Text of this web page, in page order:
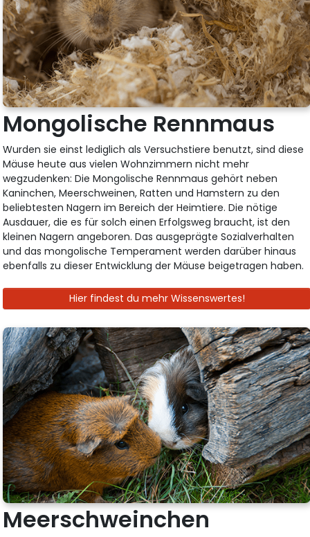
Mongolische Rennmaus
Wurden sie einst lediglich als Versuchstiere benutzt, sind diese
Mäuse heute aus vielen Wohnzimmern nicht mehr
wegzudenken: Die Mongolische Rennmaus gehört neben
Kaninchen, Meerschweinen, Ratten und Hamstern zu den
beliebtesten Nagern im Bereich der Heimtiere. Die nötige
Ausdauer, die es für solch einen Erfolgsweg braucht, ist den
kleinen Nagern angeboren. Das ausgeprägte Sozialverhalten
und das mongolische Temperament werden darüber hinaus
ebenfalls zu dieser Entwicklung der Mäuse beigetragen haben.
Hier findest du mehr Wissenswertes!
Meerschweinchen